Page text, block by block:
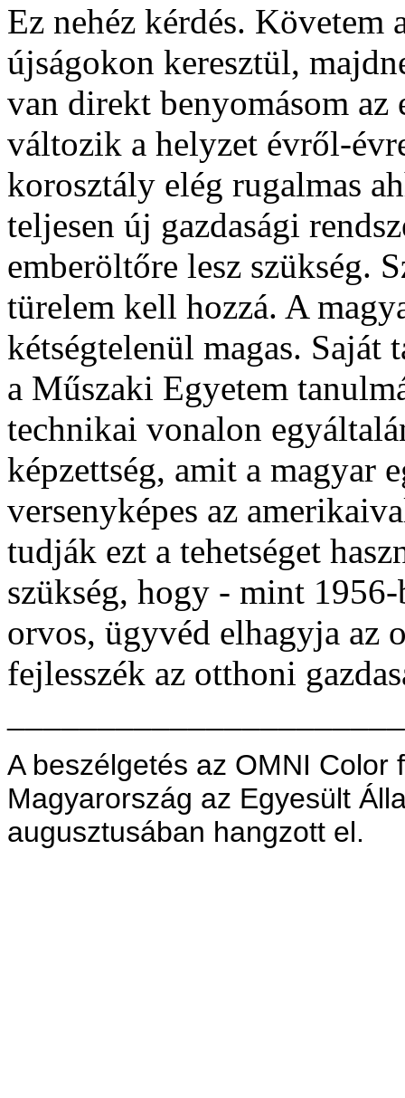
Ez nehéz kérdés. Követem
újságokon keresztül,
van direkt benyomásom az
változik a helyzet évről-
korosztály elég rugalmas
teljesen új gazdasági
emberöltőre lesz szükség.
türelem kell hozzá. A
kétségtelenül magas.
a Műszaki Egyetem
technikai vonalon
képzettség, amit a magyar
versenyképes az
tudják ezt a tehetséget
szükség, hogy - mint
orvos, ügyvéd elhagyja az
fejlesszék az otthoni
A beszélgetés az OMNI Color
Magyarország az Egyesült
augusztusában hangzott el.